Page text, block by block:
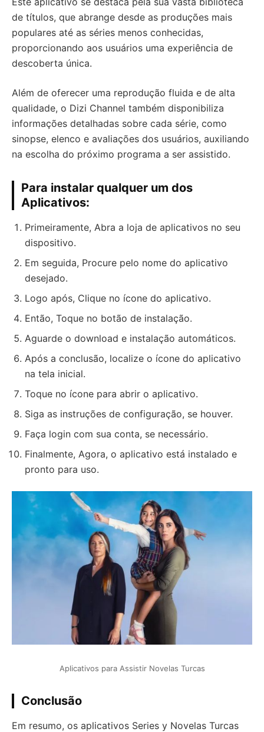
de títulos, que abrange desde as produções mais
populares até as séries menos conhecidas,
proporcionando aos usuários uma experiência de
descoberta única.
Além de oferecer uma reprodução fluida e de alta
qualidade, o Dizi Channel também disponibiliza
informações detalhadas sobre cada série, como
sinopse, elenco e avaliações dos usuários, auxiliando
na escolha do próximo programa a ser assistido.
Para instalar qualquer um dos
Aplicativos:
Primeiramente, Abra a loja de aplicativos no seu
dispositivo.
Em seguida, Procure pelo nome do aplicativo
desejado.
Logo após, Clique no ícone do aplicativo.
Então, Toque no botão de instalação.
Aguarde o download e instalação automáticos.
Após a conclusão, localize o ícone do aplicativo
na tela inicial.
Toque no ícone para abrir o aplicativo.
Siga as instruções de configuração, se houver.
Faça login com sua conta, se necessário.
Finalmente, Agora, o aplicativo está instalado e
pronto para uso.
Aplicativos para Assistir Novelas Turcas
Conclusão
Em resumo, os aplicativos Series y Novelas Turcas